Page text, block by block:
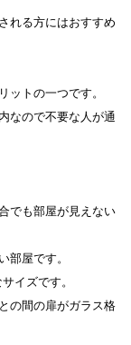
れる方にはおすすめ
ットの一つです。
なので不要な人が通
でも部屋が見えない
部屋です。
イズです。
の間の扉がガラス格